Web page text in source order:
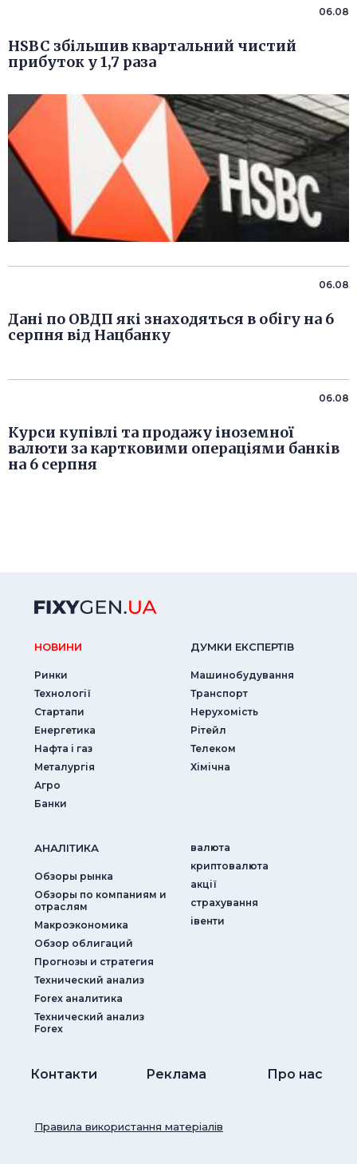
06.08
HSBC збільшив квартальний чистий
прибуток у 1,7 раза
06.08
Дані по ОВДП які знаходяться в обігу на 6
серпня від Нацбанку
06.08
Курси купівлі та продажу іноземної
валюти за картковими операціями банків
на 6 серпня
НОВИНИ
Ринки
Технології
Стартапи
Енергетика
Нафта і газ
Металургія
Агро
Банки
ДУМКИ ЕКСПЕРТIВ
Машинобудування
Транспорт
Нерухомість
Рітейл
Телеком
Хімічна
АНАЛIТИКА
Обзоры рынка
Обзоры по компаниям и
отраслям
Макроэкономика
Обзор облигаций
Прогнозы и стратегия
Технический анализ
Forex аналитика
Технический анализ
Forex
валюта
криптовалюта
акції
страхування
iвенти
Контакти Реклама Про нас
Правила використання матеріалів